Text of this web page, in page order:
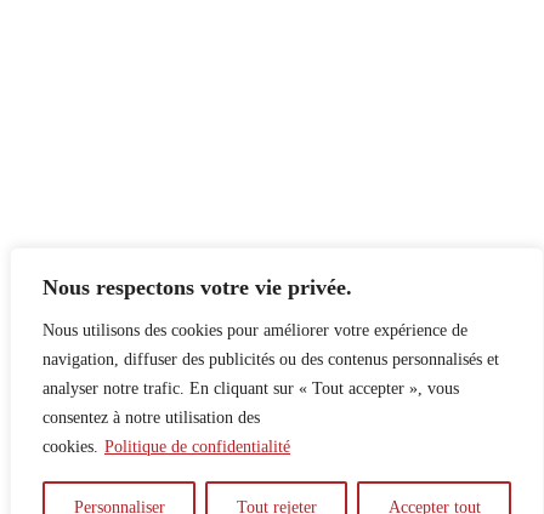
Nous respectons votre vie privée.
Nous utilisons des cookies pour améliorer votre expérience de
navigation, diffuser des publicités ou des contenus personnalisés et
analyser notre trafic. En cliquant sur « Tout accepter », vous
consentez à notre utilisation des
cookies. Politique de confidentialité
Personnaliser Tout rejeter Accepter tout